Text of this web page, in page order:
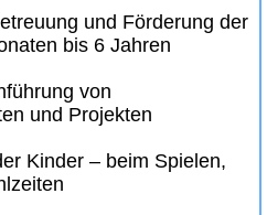
und Förderung der
bis 6 Jahren
von
und Projekten
Kinder – beim Spielen,